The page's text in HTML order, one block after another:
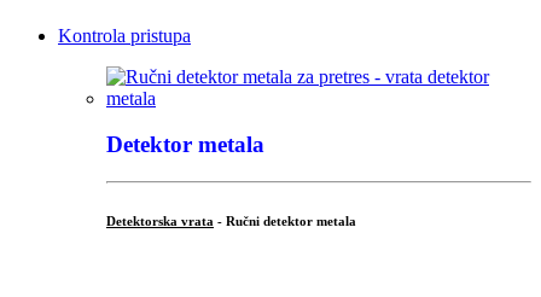
Kontrola pristupa
Detektor metala
Detektorska vrata - Ručni detektor metala